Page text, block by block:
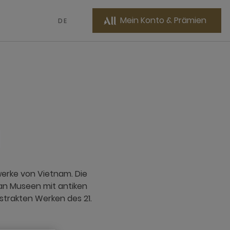
DE Mein Konto & Prämien
von Vietnam. Die
Museen mit antiken
Werken des 21.